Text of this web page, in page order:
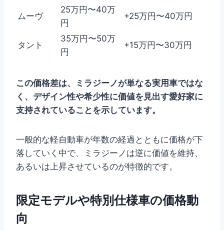
ムーヴ
25万円〜40万
円
+25万円〜40万円
タント
35万円〜50万
円
+15万円〜30万円
この価格差は、ミラジーノが単なる実用車ではな
く、デザイン性や希少性に価値を見出す愛好家に
支持されていることを示しています。
一般的な軽自動車が年数の経過とともに価格が下
落していく中で、ミラジーノは逆に価値を維持、
あるいは上昇させているのが特徴的です。
限定モデルや特別仕様車の価格動
向